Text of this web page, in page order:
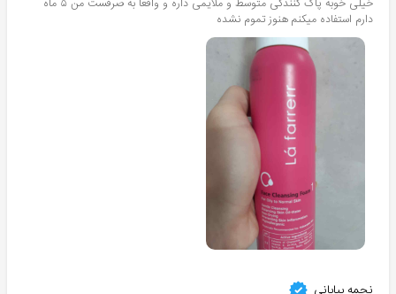
خیلی خوبه پاک کنندگی متوسط و ملایمی داره و واقعا به صرفست من ۵ ماه
دارم استفاده میکنم هنوز تموم نشده
نجمه بیابانی